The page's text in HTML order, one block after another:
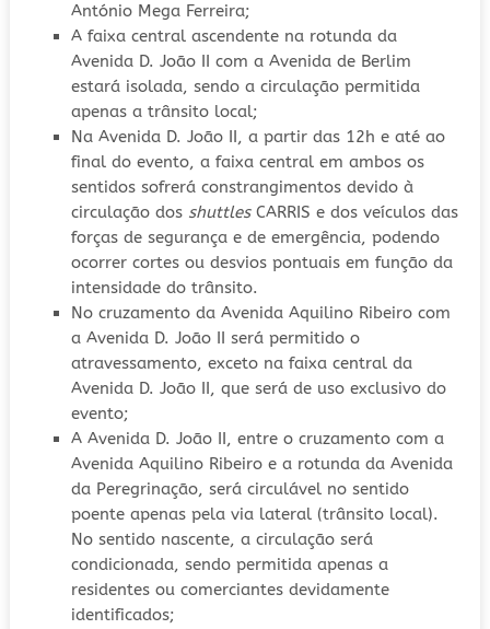
António Mega Ferreira;
A faixa central ascendente na rotunda da
Avenida D. João II com a Avenida de Berlim
estará isolada, sendo a circulação permitida
apenas a trânsito local;
Na Avenida D. João II, a partir das 12h e até ao
final do evento, a faixa central em ambos os
sentidos sofrerá constrangimentos devido à
circulação dos shuttlesCARRIS e dos veículos das
forças de segurança e de emergência, podendo
ocorrer cortes ou desvios pontuais em função da
intensidade do trânsito.
No cruzamento da Avenida Aquilino Ribeiro com
a Avenida D. João II será permitido o
atravessamento, exceto na faixa central da
Avenida D. João II, que será de uso exclusivo do
evento;
A Avenida D. João II, entre o cruzamento com a
Avenida Aquilino Ribeiro e a rotunda da Avenida
da Peregrinação, será circulável no sentido
poente apenas pela via lateral (trânsito local).
No sentido nascente, a circulação será
condicionada, sendo permitida apenas a
residentes ou comerciantes devidamente
identificados;